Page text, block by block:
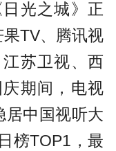
光之城》正
TV、腾讯视
苏卫视、西
期间，电视
居中国视听大
榜TOP1，最